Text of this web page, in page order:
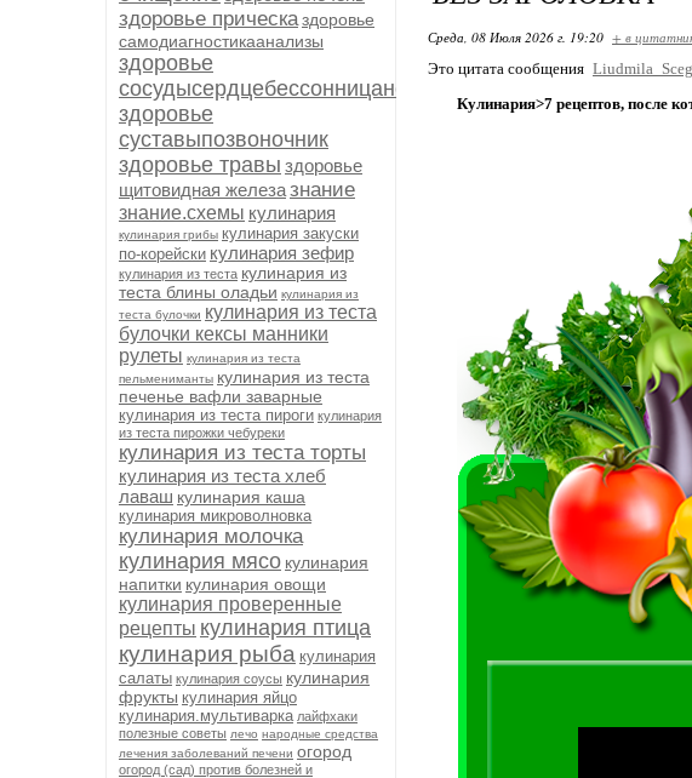
здоровье прическаздоровье
самодиагностикаанализы
здоровье
сосудысердцебессонницанервыиммунитет
здоровье
суставыпозвоночник
здоровье травы здоровье
щитовидная железазнание
знание.схемы кулинария
кулинария грибы кулинария закуски
по-корейски кулинария зефир
кулинария из теста кулинария из
теста блины оладьи кулинария из
теста булочки кулинария из теста
булочки кексы манники
рулеты кулинария из теста
пельмениманты кулинария из теста
печенье вафли заварные
кулинария из теста пироги кулинария
из теста пирожки чебуреки
кулинария из теста торты
кулинария из теста хлеб
лаваш кулинария каша
кулинария микроволновка
кулинария молочка
кулинария мясо кулинария
напитки кулинария овощи
кулинария проверенные
рецепты кулинария птица
кулинария рыба кулинария
салаты кулинария соусы кулинария
фрукты кулинария яйцо
кулинария.мультиварка лайфхаки
полезные советы лечо народные средства
лечения заболеваний печени огород
огород (сад) против болезней и
Среда, 08 Июля 2026 г. 19:20 + в
Это цитата сообщения
Кулинария>7 рецептов,